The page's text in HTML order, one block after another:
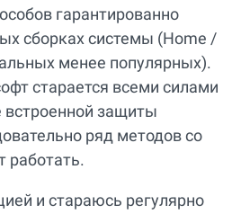
гарантированно
сборках системы (Home /
менее популярных).
старается всеми силами
защиты
ряд методов со
работать.
и стараюсь регулярно